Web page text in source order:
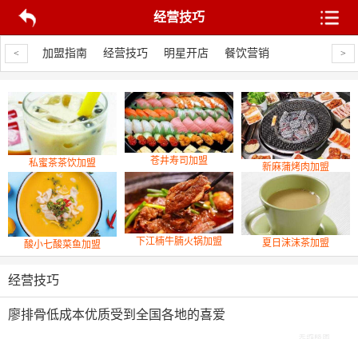
经营技巧
<
销 加盟指南 经营技巧 明星开店 餐饮营销 >
私蜜茶茶饮加盟 苍井寿司加盟
新麻蒲烤肉加盟
酸小七酸菜鱼加盟 下江楠牛腩火锅加盟 夏日沫沫茶加盟
经营技巧
廖排骨低成本优质受到全国各地的喜爱